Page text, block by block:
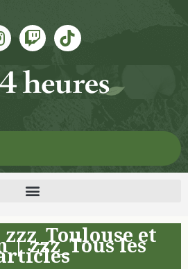
zzz_Toulouse et
|zzz_Tous les